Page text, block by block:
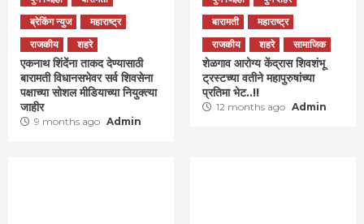
ब्रेकिंग न्युज
महाराष्ट्र
राजकीय
शहरे
एकनाथ शिंदेंना ताकद देण्यासाठी
बारामती विधानसभेवर सर्व शिवसेना
पक्षाच्या सोशल मीडियाच्या नियुक्त्या
जाहीर
9 months ago Admin
बारामती
महाराष्ट्र
राजकीय
शहरे सामाजिक
शेळगाव आरोग्य केंद्रास शिवशंभू
ट्रस्टच्या वतीने महापुरुषांच्या
प्रतिमा भेट..!!
12 months ago Admin